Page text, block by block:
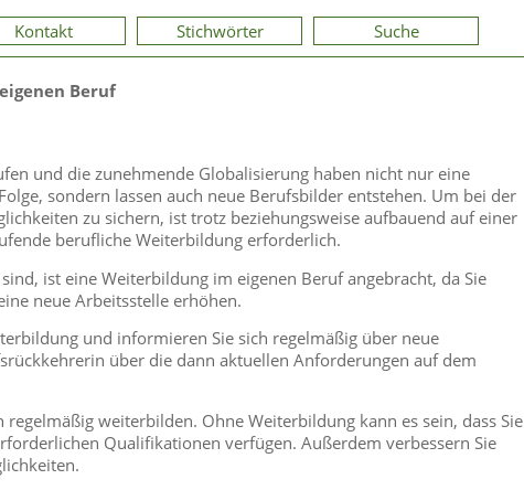
Kontakt Stichwörter Suche
Beruf
und die zunehmende Globalisierung haben nicht nur eine
sondern lassen auch neue Berufsbilder entstehen. Um bei der
zu sichern, ist trotz beziehungsweise aufbauend auf einer
berufliche Weiterbildung erforderlich.
ist eine Weiterbildung im eigenen Beruf angebracht, da Sie
neue Arbeitsstelle erhöhen.
und informieren Sie sich regelmäßig über neue
über die dann aktuellen Anforderungen auf dem
weiterbilden. Ohne Weiterbildung kann es sein, dass Sie
Qualifikationen verfügen. Außerdem verbessern Sie